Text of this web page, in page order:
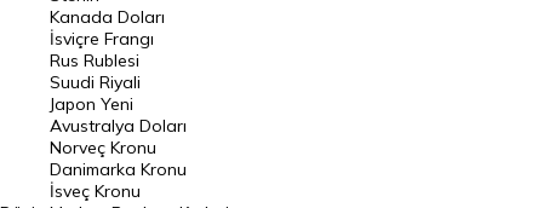
Frank Kuru
Riyal Kuru
Avustralya Doları
Danimarka Kronu Kuru
Kanada Doları Kuru
Kanada Doları
İsviçre Frangı
Rus Rublesi
Suudi Riyali
Japon Yeni
Avustralya Doları
Norveç Kronu
Danimarka Kronu
İsveç Kronu